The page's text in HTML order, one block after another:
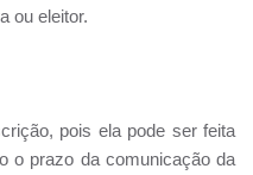
ou eleitor.
pois ela pode ser feita
o prazo da comunicação da